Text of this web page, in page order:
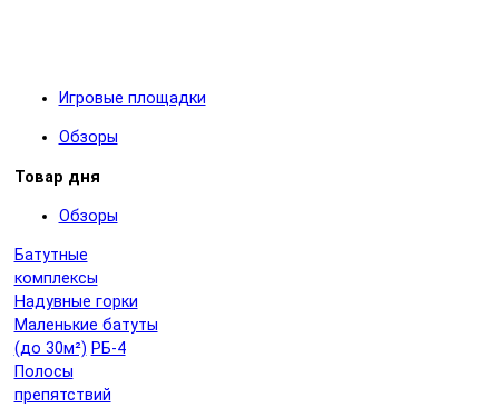
Игровые площадки
Обзоры
Товар дня
Обзоры
Батутные
комплексы
Надувные горки
Маленькие батуты
(до 30м²) РБ-4
Полосы
препятствий